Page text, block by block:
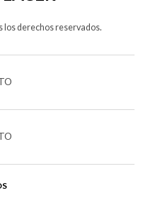
los derechos reservados.